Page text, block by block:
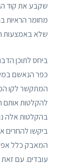
שקבע את קוד
מחומר הראיות
שלא באמצעות
כפר הנאשם
המתקשר לקו
להקלטות אותם
בהקלטות אלה
ביקשו להחרים
המאבק כלל
עובדים. עם